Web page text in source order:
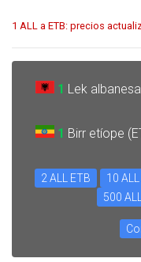
1 ALL a ETB: precios
1 Lek
1 Birr etíope
2 ALL ETB 10
500